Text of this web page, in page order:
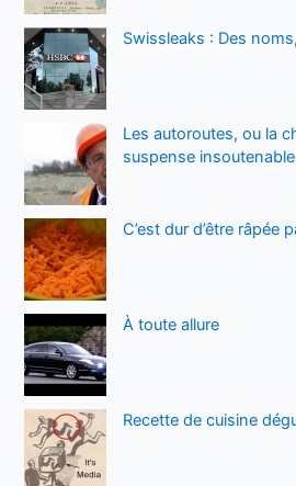
Swissleaks : Des
Les autoroutes, ou la
suspense
C’est dur d’être râpée
À toute allure
Recette de cuisine